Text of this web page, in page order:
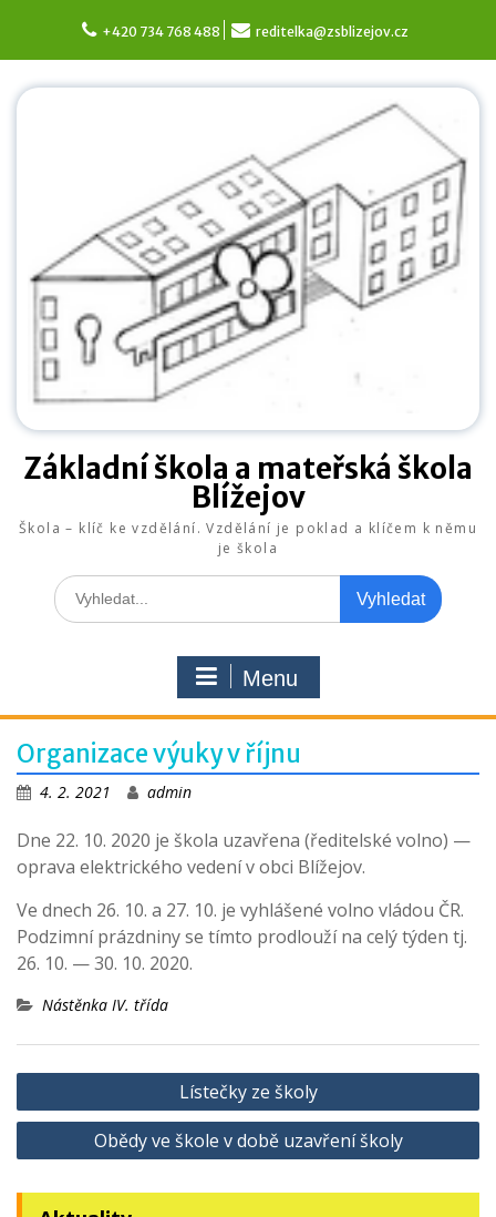
content
+420 734 768 488 reditelka@zsblizejov.cz
Základní škola a mateřská škola
Blížejov
Škola – klíč ke vzdělání. Vzdělání je poklad a klíčem k němu
je škola
Search
for:
Menu
Organizace výuky v říjnu
4. 2. 2021 admin
Dne 22. 10. 2020 je škola uzavřena (ředitelské volno) —
oprava elektrického vedení v obci Blížejov.
Ve dnech 26. 10. a 27. 10. je vyhlášené volno vládou ČR.
Podzimní prázdniny se tímto prodlouží na celý týden tj.
26. 10. — 30. 10. 2020.
Nástěnka IV. třída
Navigace
pro
příspěvek
Lístečky ze školy
Obědy ve škole v době uzavření školy